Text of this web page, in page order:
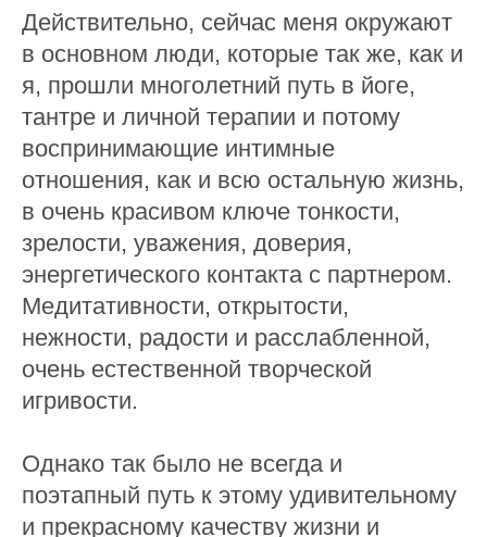
Действительно, сейчас меня окружают
в основном люди, которые так же, как и
я, прошли многолетний путь в йоге,
тантре и личной терапии и потому
воспринимающие интимные
отношения, как и всю остальную жизнь,
в очень красивом ключе тонкости,
зрелости, уважения, доверия,
энергетического контакта с партнером.
Медитативности, открытости,
нежности, радости и расслабленной,
очень естественной творческой
игривости.
Однако так было не всегда и
поэтапный путь к этому удивительному
и прекрасному качеству жизни и